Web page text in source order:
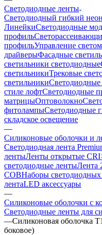
Светодиодные ленты
Светодиодный гибкий неон
ЛинейкиСветодиодные
профиль
профильУправление светом
драйверыФасадные
светильники светодиодные
светильникиТрековые
светильники
стиле лофтСветодиодные
матрицыОптоволокно
фитолампыСветодиодные
складское освещение
—
Силиконовые оболочки и
Светодиодная лента
лентыЛенты открытые
светодиодные лентыЛента
COBНаборы светодиодных
лентаLED аксессуары
—
Силиконовые оболочки с
Светодиодные ленты для
—Cиликоновая оболочка
боковое)